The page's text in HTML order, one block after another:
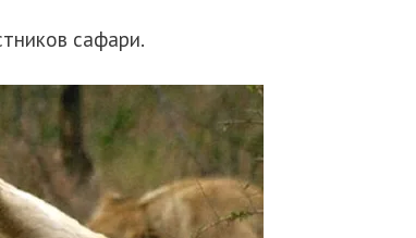
сафари.